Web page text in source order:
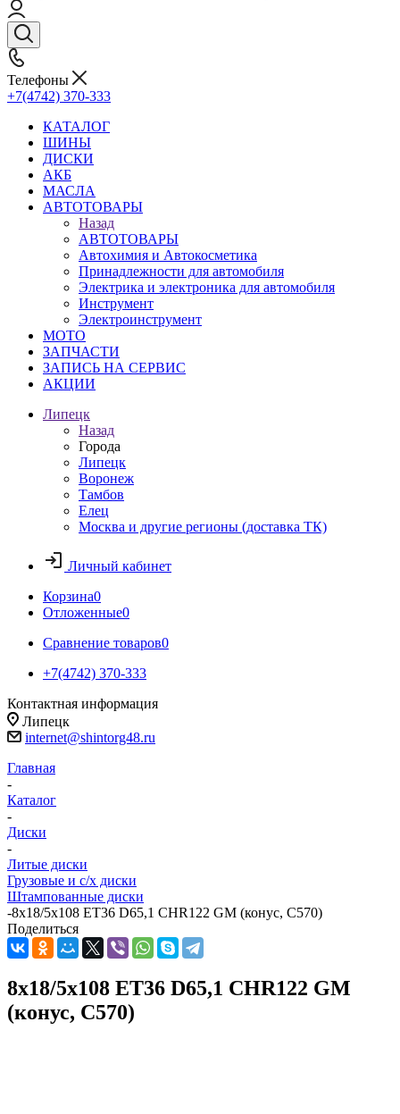
Телефоны
+7(4742) 370-333
КАТАЛОГ
ШИНЫ
ДИСКИ
АКБ
МАСЛА
АВТОТОВАРЫ
Назад
АВТОТОВАРЫ
Автохимия и Автокосметика
Принадлежности для автомобиля
Электрика и электроника для автомобиля
Инструмент
Электроинструмент
МОТО
ЗАПЧАСТИ
ЗАПИСЬ НА СЕРВИС
АКЦИИ
Липецк
Назад
Города
Липецк
Воронеж
Тамбов
Елец
Москва и другие регионы (доставка ТК)
Личный кабинет
Корзина0
Отложенные0
Сравнение товаров0
+7(4742) 370-333
Контактная информация
Липецк
internet@shintorg48.ru
Главная
-
Каталог
-
Диски
-
Литые диски
Грузовые и с/х диски
Штампованные диски
-8x18/5x108 ET36 D65,1 CHR122 GM (конус, C570)
Поделиться
8x18/5x108 ET36 D65,1 CHR122 GM
(конус, C570)